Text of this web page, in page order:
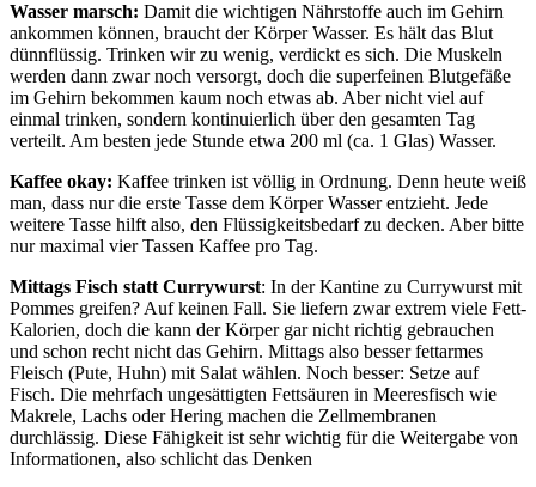
Wasser marsch: Damit die wichtigen Nährstoffe auch im Gehirn
ankommen können, braucht der Körper Wasser. Es hält das Blut
dünnflüssig. Trinken wir zu wenig, verdickt es sich. Die Muskeln
werden dann zwar noch versorgt, doch die superfeinen Blutgefäße
im Gehirn bekommen kaum noch etwas ab. Aber nicht viel auf
einmal trinken, sondern kontinuierlich über den gesamten Tag
verteilt. Am besten jede Stunde etwa 200 ml (ca. 1 Glas) Wasser.
Kaffee okay: Kaffee trinken ist völlig in Ordnung. Denn heute weiß
man, dass nur die erste Tasse dem Körper Wasser entzieht. Jede
weitere Tasse hilft also, den Flüssigkeitsbedarf zu decken. Aber bitte
nur maximal vier Tassen Kaffee pro Tag.
Mittags Fisch statt Currywurst: In der Kantine zu Currywurst mit
Pommes greifen? Auf keinen Fall. Sie liefern zwar extrem viele Fett-
Kalorien, doch die kann der Körper gar nicht richtig gebrauchen
und schon recht nicht das Gehirn. Mittags also besser fettarmes
Fleisch (Pute, Huhn) mit Salat wählen. Noch besser: Setze auf
Fisch. Die mehrfach ungesättigten Fettsäuren in Meeresfisch wie
Makrele, Lachs oder Hering machen die Zellmembranen
durchlässig. Diese Fähigkeit ist sehr wichtig für die Weitergabe von
Informationen, also schlicht das Denken